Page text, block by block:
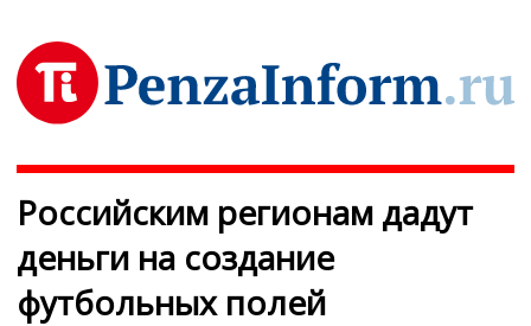
Российским регионам дадут
деньги на создание
футбольных полей